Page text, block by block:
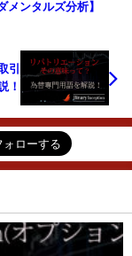
メンタルズ分析】
引
！